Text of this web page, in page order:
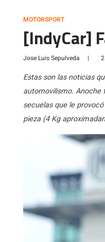
MOTORSPORT
[IndyCar]
Jose Luis Sepulveda |
Estas son las noticias
automovilismo. Anoche
secuelas que le
pieza (4 Kg